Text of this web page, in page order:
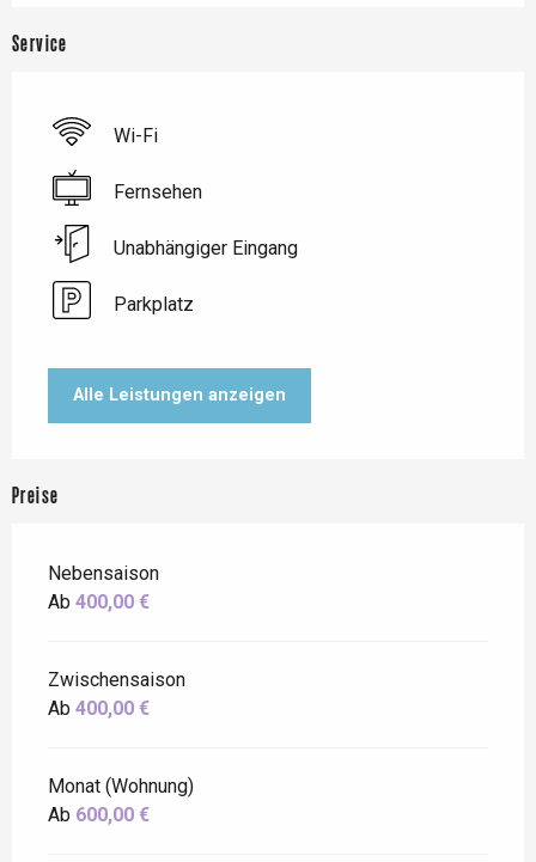
Service
Wi-Fi
Fernsehen
Unabhängiger Eingang
Parkplatz
Alle Leistungen anzeigen
Preise
Nebensaison
Ab 400,00 €
Zwischensaison
Ab 400,00 €
Monat (Wohnung)
Ab 600,00 €